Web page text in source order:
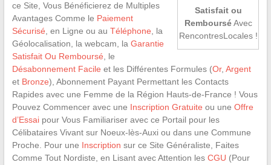
Satisfait ou
RembourséAvec
RencontresLocales !
ce Site, Vous Bénéficierez de Multiples
Avantages Comme le Paiement
Sécurisé , en Ligne ou au Téléphone , la
Géolocalisation, la webcam, la Garantie
Satisfait Ou Remboursé , le
Désabonnement Facile et les Différentes Formules (Or, Argent
et Bronze), Abonnement Payant Permettant les Contacts
Rapides avec une Femme de la Région Hauts-de-France ! Vous
Pouvez Commencer avec une Inscription Gratuite ou une Offre
d’Essaipour Vous Familiariser avec ce Portail pour les
Célibataires Vivant sur Noeux-lès-Auxi ou dans une Commune
Proche. Pour une Inscription sur ce Site Généraliste, Faites
Comme Tout Nordiste, en Lisant avec Attention les CGU (Pour